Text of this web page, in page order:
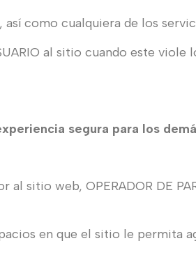
como cualquiera de los
al sitio cuando este viole
segura para los
sitio web, OPERADOR DE
en que el sitio le permita